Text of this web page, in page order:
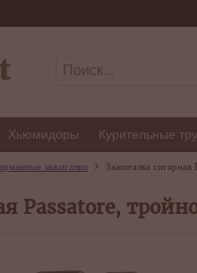
Хьюмидоры Курительные
зажигалки Зажигалка
Passatore,